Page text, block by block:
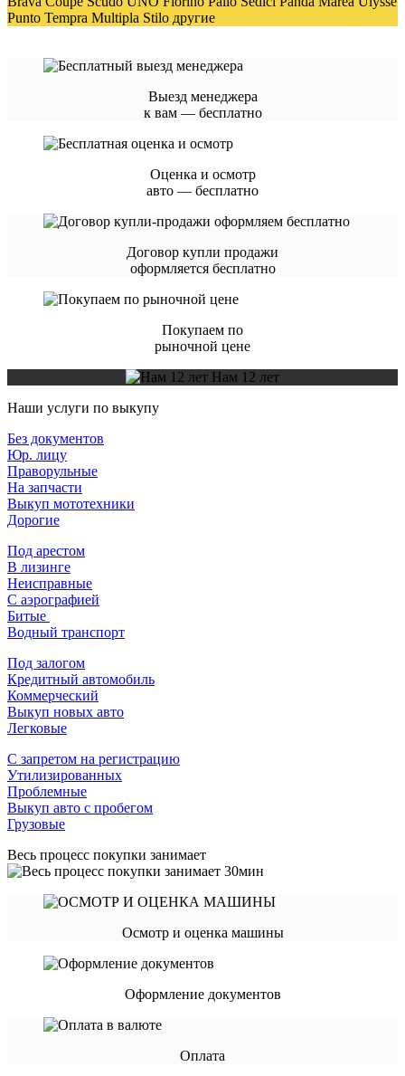
Punto Tempra Multipla Stilo другие
Выезд менеджера
к вам — бесплатно
Оценка и осмотр
авто — бесплатно
Договор купли продажи
оформляется бесплатно
Покупаем по
рыночной цене
Нам 12 лет
Наши услуги по выкупу
Без документов
Юр. лицу
Праворульные
На запчасти
Выкуп мототехники
Дорогие
Под арестом
В лизинге
Неисправные
С аэрографией
Битые
Водный транспорт
Под залогом
Кредитный автомобиль
Коммерческий
Выкуп новых авто
Легковые
С запретом на регистрацию
Утилизированных
Проблемные
Выкуп авто с пробегом
Грузовые
Весь процесс покупки занимает
Осмотр и оценка машины
Оформление документов
Оплата